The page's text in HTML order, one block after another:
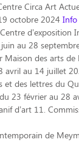
Circa Art
octobre 2024 Info
d’exposition
au 28
Maison des arts de
avril au 14 juillet
et des lettres du
23 février au 28
d’art 11.
de